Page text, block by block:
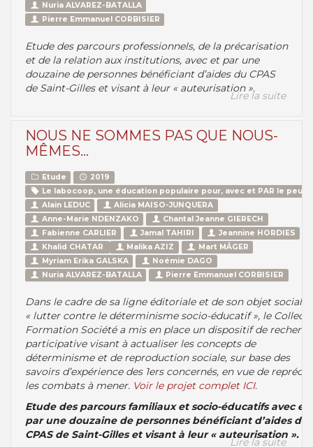
Nuria ALVAREZ-BATALLA
Pierre Emmanuel CORBISIER
Etude des parcours professionnels, de la précarisation
et de la relation aux institutions, avec et par une
douzaine de personnes bénéficiant d’aides du CPAS
de Saint-Gilles et visant à leur « auteurisation ».
Lire la suite
NOUS NE SOMMES PAS QUE NOUS-
MÊMES…
Etude
2019
Le labocoop, une éducation populaire pour, avec et PAR le
Alain LEDUC
Alicia MAISO-JUNQUERA
Anne-Marie NDENZAKO
Chantal Jeanne GIERECH
Fabienne CARLIER
Jamal TAHIRI
Jeannine HORDIES
Khalid CHATAR
Malika AZIZ
Mart MÄGER
Myriam Erika GALSKA
Noémie DAGO
Nuria ALVAREZ-BATALLA
Pierre Emmanuel CORBISIER
Dans le cadre de sa ligne éditoriale et de son objet social
« lutter contre le déterminisme socio-éducatif », le
Formation Société a mis en place un dispositif de
participative visant à actualiser les concepts de
déterminisme et de reproduction sociale, sur base des
savoirs d’expérience des 1ers concernés, en vue de
les combats à mener. Voir le projet complet ICI.
Etude des parcours familiaux et socio-éducatifs avec et
par une douzaine de personnes bénéficiant d’aides du
CPAS de Saint-Gilles et visant à leur « auteurisation ».
Lire la suite